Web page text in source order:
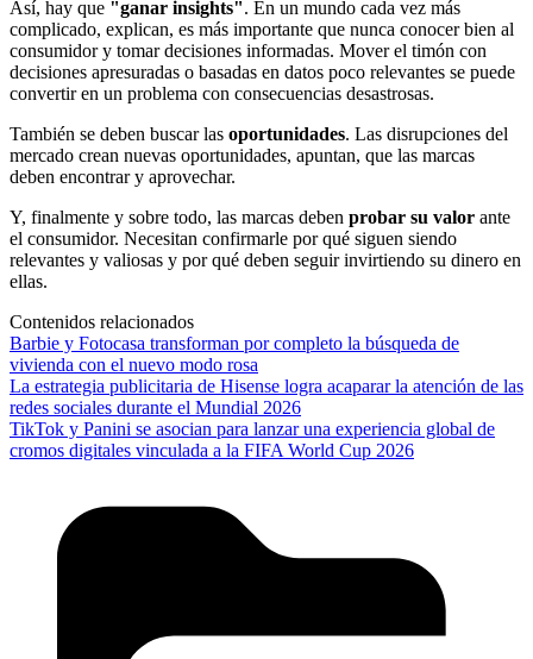
Así, hay que "ganar insights". En un mundo cada vez más
complicado, explican, es más importante que nunca conocer bien al
consumidor y tomar decisiones informadas. Mover el timón con
decisiones apresuradas o basadas en datos poco relevantes se puede
convertir en un problema con consecuencias desastrosas.
También se deben buscar las oportunidades. Las disrupciones del
mercado crean nuevas oportunidades, apuntan, que las marcas
deben encontrar y aprovechar.
Y, finalmente y sobre todo, las marcas deben probar su valor ante
el consumidor. Necesitan confirmarle por qué siguen siendo
relevantes y valiosas y por qué deben seguir invirtiendo su dinero en
ellas.
Contenidos relacionados
Barbie y Fotocasa transforman por completo la búsqueda de
vivienda con el nuevo modo rosa
La estrategia publicitaria de Hisense logra acaparar la atención de las
redes sociales durante el Mundial 2026
TikTok y Panini se asocian para lanzar una experiencia global de
cromos digitales vinculada a la FIFA World Cup 2026